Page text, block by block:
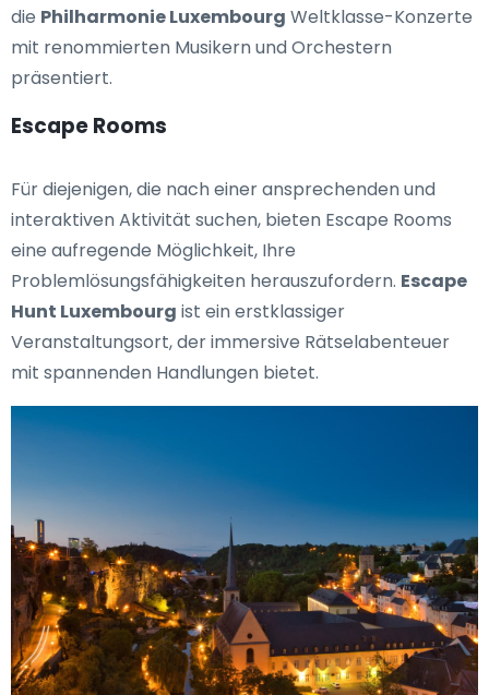
die Philharmonie Luxembourg Weltklasse-Konzerte
mit renommierten Musikern und Orchestern
präsentiert.
Escape Rooms
Für diejenigen, die nach einer ansprechenden und
interaktiven Aktivität suchen, bieten Escape Rooms
eine aufregende Möglichkeit, Ihre
Problemlösungsfähigkeiten herauszufordern. Escape
Hunt Luxembourg ist ein erstklassiger
Veranstaltungsort, der immersive Rätselabenteuer
mit spannenden Handlungen bietet.